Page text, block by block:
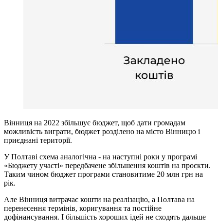
Вінниця на 2022 збільшує бюджет, щоб дати громадам
можливість виграти, бюджет розділено на місто Вінницю і
приєднані території.
У Полтаві схема аналогічна - на наступні роки у програмі
«Бюджету участі» передбачене збільшення коштів на проєкти.
Таким чином бюджет програми становитиме 20 млн грн на
рік.
Але Вінниця витрачає кошти на реалізацію, а Полтава на
перенесення термінів, коригування та постійне
дофінансування. І більшість хороших ідей не сходять дальше